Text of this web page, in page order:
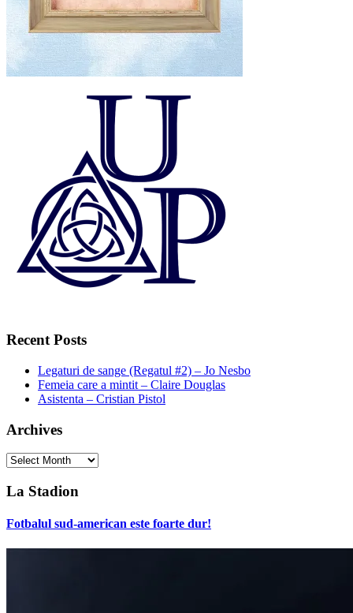
Recent Posts
Legaturi de sange (Regatul #2) – Jo Nesbo
Femeia care a mintit – Claire Douglas
Asistenta – Cristian Pistol
Archives
Archives
La Stadion
Fotbalul sud-american este foarte dur!